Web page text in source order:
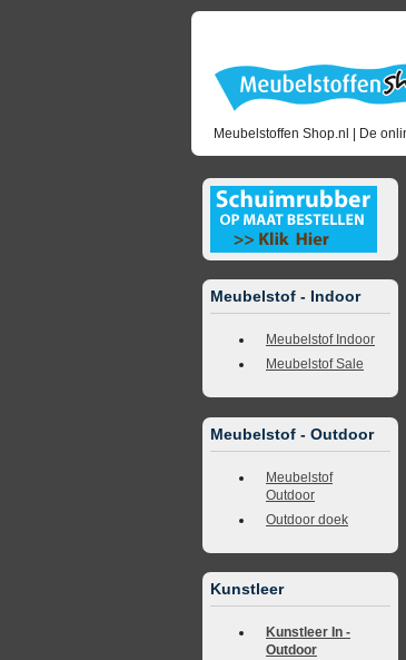
Meubelstoffen Shop.nl | De
Meubelstof - Indoor
Meubelstof Indoor
Meubelstof Sale
Meubelstof - Outdoor
Meubelstof
Outdoor
Outdoor doek
Kunstleer
Kunstleer In -
Outdoor